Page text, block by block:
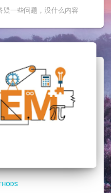
疑一些问题，没什么内容